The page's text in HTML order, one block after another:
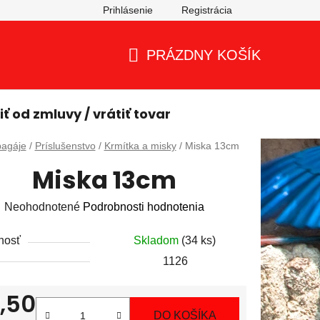
Prihlásenie Registrácia
KOŠÍK
PRÁZDNY KOŠÍK
od zmluvy / vrátiť tovar
/ Príslušenstvo / Krmítka a misky / Miska 13cm
Miska 13cm
Priemerné
produktu
je
z
Neohodnotené Podrobnosti hodnotenia
Skladom (34 ks)
1126
DO KOŠÍKA